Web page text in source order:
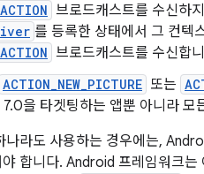
브로드캐스트를 수신하
를 등록한 상태에서 그 컨텍
브로드캐스트를 수신합
ACTION_NEW_PICTURE 또는
을 타겟팅하는 앱뿐 아니라 모
나라도 사용하는 경우에는,
합니다. Android 프레임워크